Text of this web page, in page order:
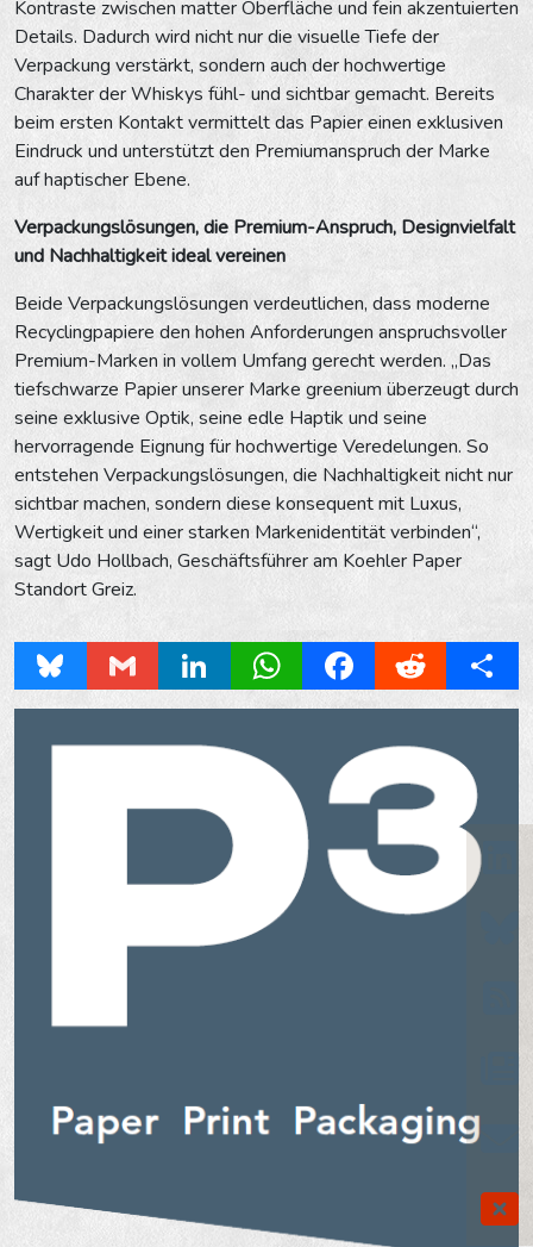
Kontraste zwischen matter Oberfläche und fein akzentuierten
Details. Dadurch wird nicht nur die visuelle Tiefe der
Verpackung verstärkt, sondern auch der hochwertige
Charakter der Whiskys fühl- und sichtbar gemacht. Bereits
beim ersten Kontakt vermittelt das Papier einen exklusiven
Eindruck und unterstützt den Premiumanspruch der Marke
auf haptischer Ebene.
Verpackungslösungen, die Premium-Anspruch, Designvielfalt
und Nachhaltigkeit ideal vereinen
Beide Verpackungslösungen verdeutlichen, dass moderne
Recyclingpapiere den hohen Anforderungen anspruchsvoller
Premium-Marken in vollem Umfang gerecht werden. „Das
tiefschwarze Papier unserer Marke greenium überzeugt durch
seine exklusive Optik, seine edle Haptik und seine
hervorragende Eignung für hochwertige Veredelungen. So
entstehen Verpackungslösungen, die Nachhaltigkeit nicht nur
sichtbar machen, sondern diese konsequent mit Luxus,
Wertigkeit und einer starken Markenidentität verbinden“,
sagt Udo Hollbach, Geschäftsführer am Koehler Paper
Standort Greiz.
Bluesky Gmail LinkedInWhatsAppFacebookReddit Share